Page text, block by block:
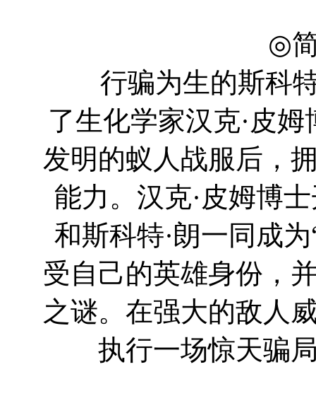
◎
行骗为生的斯科特
了生化学家汉克·皮
发明的蚁人战服后，
能力。汉克·皮姆博
和斯科特·朗一同成
受自己的英雄身份，
之谜。在强大的敌人
执行一场惊天骗